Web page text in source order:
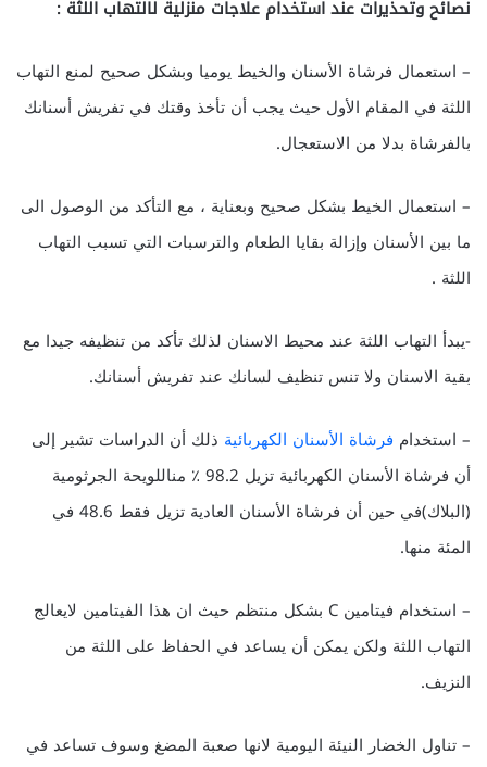
نصائح وتحذيرات عند استخدام علاجات منزلية لالتهاب اللثة :
– استعمال فرشاة الأسنان والخيط يوميا وبشكل صحيح لمنع التهاب
اللثة في المقام الأول حيث يجب أن تأخذ وقتك في تفريش أسنانك
بالفرشاة بدلا من الاستعجال.
– استعمال الخيط بشكل صحيح وبعناية ، مع التأكد من الوصول الى
ما بين الأسنان وإزالة بقايا الطعام والترسبات التي تسبب التهاب
اللثة .
-يبدأ التهاب اللثة عند محيط الاسنان لذلك تأكد من تنظيفه جيدا مع
بقية الاسنان ولا تنس تنظيف لسانك عند تفريش أسنانك.
– استخدام فرشاة الأسنان الكهربائية ذلك أن الدراسات تشير إلى
أن فرشاة الأسنان الكهربائية تزيل 98.2 ٪ مناللويحة الجرثومية
(البلاك)في حين أن فرشاة الأسنان العادية تزيل فقط 48.6 في
المئة منها.
– استخدام فيتامين C بشكل منتظم حيث ان هذا الفيتامين لايعالج
التهاب اللثة ولكن يمكن أن يساعد في الحفاظ على اللثة من
النزيف.
– تناول الخضار النيئة اليومية لانها صعبة المضغ وسوف تساعد في